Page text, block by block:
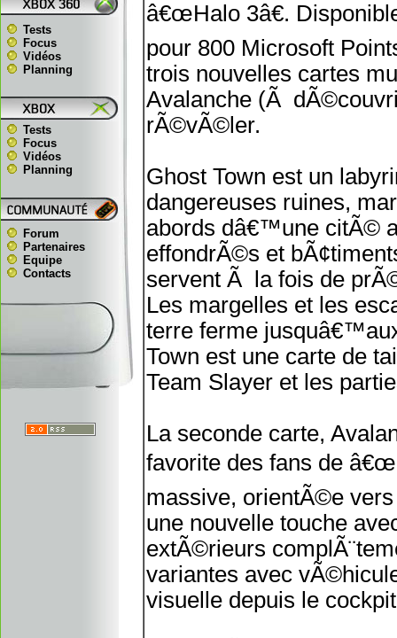
Tests
Focus
Vidéos
Planning
Tests
Focus
Vidéos
Planning
Forum
Partenaires
Equipe
Contacts
â€œHalo 3â€.
pour 800 Microsoft
trois nouvelles cartes
Avalanche (Ã
rÃ©vÃ©ler.
Ghost Town est un
dangereuses ruines,
abords dâ€™une citÃ©
effondrÃ©s et
servent Ã la fois de
Les margelles et les
terre ferme
Town est une carte de
Team Slayer et les
La seconde carte,
favorite des fans de
massive, orientÃ©e
une nouvelle touche
extÃ©rieurs
variantes avec
visuelle depuis le